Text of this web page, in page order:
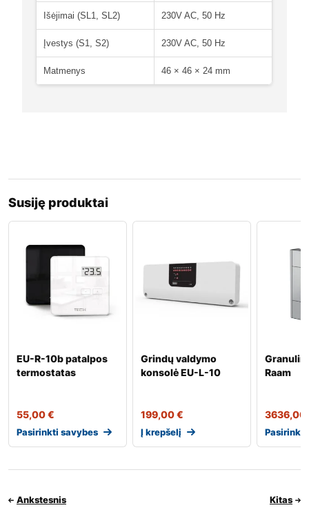
Išėjimai (SL1, SL2) 230V AC, 50 Hz
Įvestys (S1, S2) 230V AC, 50 Hz
Matmenys 46 × 46 × 24 mm
Susiję produktai
EU-R-10b patalpos
termostatas
55,00€
Pasirinkti savybes
Grindų valdymo
konsolė EU-L-10
199,00€
Į krepšelį
Raam
3636,00
Pasirinkti
Ankstesnis Kitas